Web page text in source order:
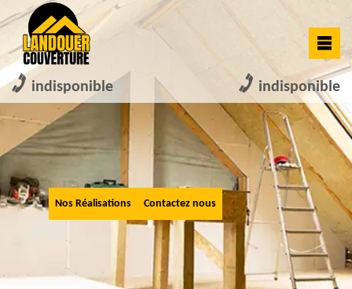
indisponible indisponible
Nos Réalisations Contactez nous